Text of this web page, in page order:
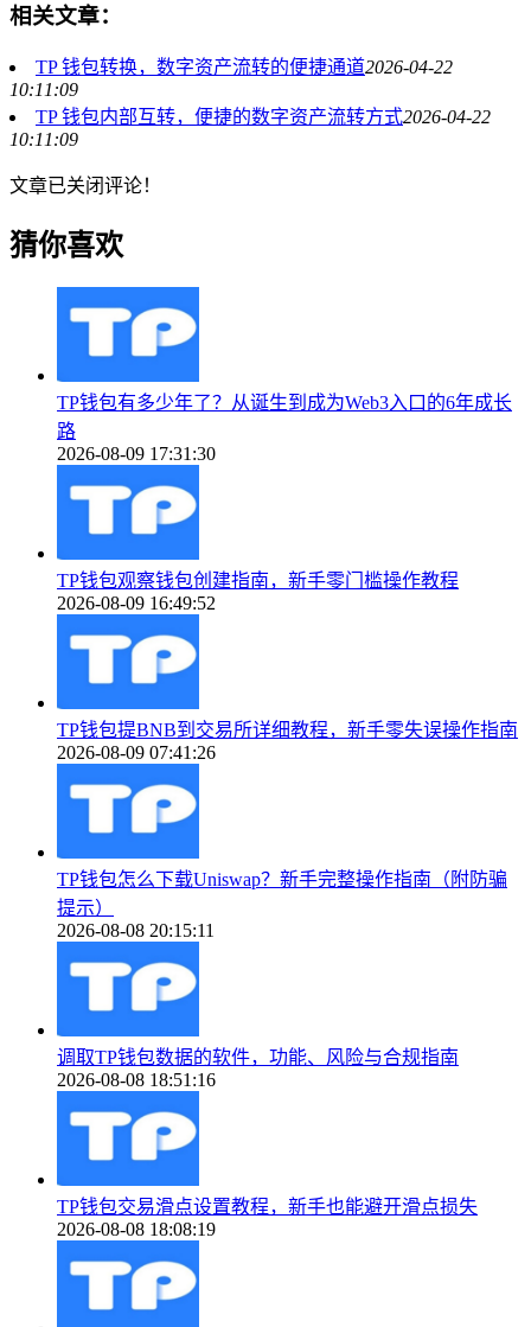
相关文章：
TP 钱包转换，数字资产流转的便捷通道2026-04-22
10:11:09
TP 钱包内部互转，便捷的数字资产流转方式2026-04-22
10:11:09
文章已关闭评论！
猜你喜欢
TP钱包有多少年了？从诞生到成为Web3入口的6年成长
路
2026-08-09 17:31:30
TP钱包观察钱包创建指南，新手零门槛操作教程
2026-08-09 16:49:52
TP钱包提BNB到交易所详细教程，新手零失误操作指南
2026-08-09 07:41:26
TP钱包怎么下载Uniswap？新手完整操作指南（附防骗
提示）
2026-08-08 20:15:11
调取TP钱包数据的软件，功能、风险与合规指南
2026-08-08 18:51:16
TP钱包交易滑点设置教程，新手也能避开滑点损失
2026-08-08 18:08:19